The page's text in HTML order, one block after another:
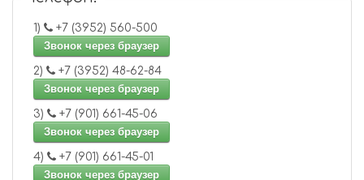
1)
+7 (3952) 560-500
Звонок через браузер
2)
+7 (3952) 48-62-84
Звонок через браузер
3)
+7 (901) 661-45-06
Звонок через браузер
4)
+7 (901) 661-45-01
Звонок через браузер